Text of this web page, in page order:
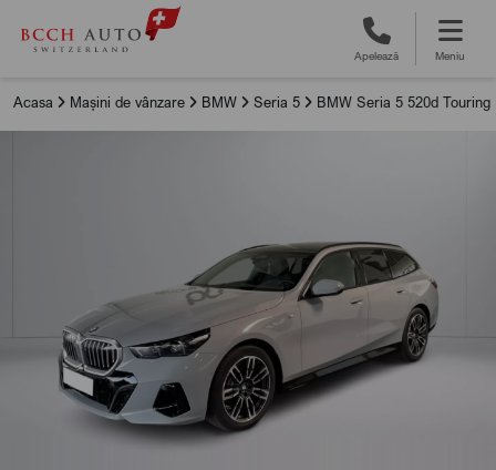
Apelează Meniu
Acasa Mașini de vânzare BMW Seria 5 BMW Seria 5 520d Touring